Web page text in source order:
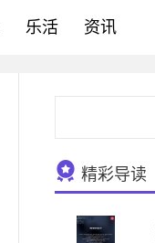
乐活 资讯
精彩导读